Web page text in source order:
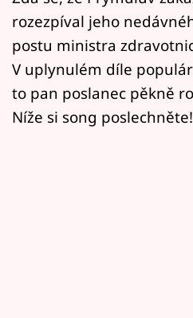
Přihlášení
Sledujte nás
rozezpíval jeho
postu ministra
V uplynulém díle
to pan poslanec pěkně
Níže si song poslechněte!